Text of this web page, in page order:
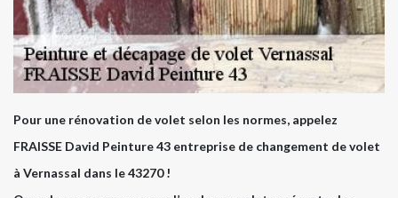
Pour une rénovation de volet selon les normes, appelez
FRAISSE David Peinture 43 entreprise de changement de volet
à Vernassal dans le 43270 !